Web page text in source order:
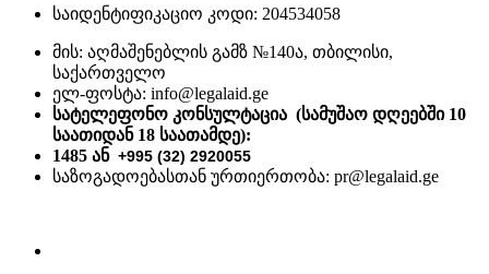
საიდენტიფიკაციო კოდი: 204534058
მის: აღმაშენებლის გამზ №140ა, თბილისი,
საქართველო
ელ-ფოსტა: info@legalaid.ge
სატელეფონო კონსულტაცია (სამუშაო დღეებში 10
საათიდან 18 საათამდე):
1485 ან +995 (32) 2920055
საზოგადოებასთან ურთიერთობა: pr@legalaid.ge